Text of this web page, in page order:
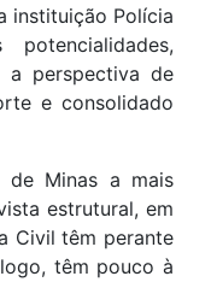
instituição Polícia
a perspectiva de
e consolidado
Minas a mais
estrutural, em
Civil têm perante
têm pouco à